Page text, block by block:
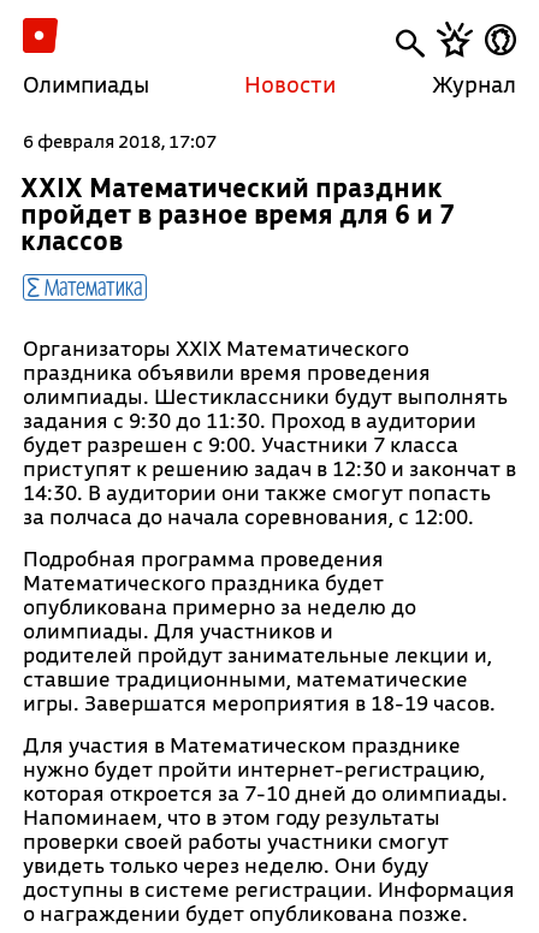
Олимпиады Новости Журнал
6 февраля 2018, 17:07
XXIX Математический праздник
пройдет в разное время для 6 и 7
классов
Математика
Организаторы XXIX Математического
праздника объявили время проведения
олимпиады. Шестиклассники будут выполнять
задания с 9:30 до 11:30. Проход в аудитории
будет разрешен с 9:00. Участники 7 класса
приступят к решению задач в 12:30 и закончат в
14:30. В аудитории они также смогут попасть
за полчаса до начала соревнования, с 12:00.
Подробная программа проведения
Математического праздника будет
опубликована примерно за неделю до
олимпиады. Для участников и
родителей пройдут занимательные лекции и,
ставшие традиционными, математические
игры. Завершатся мероприятия в 18-19 часов.
Для участия в Математическом празднике
нужно будет пройти интернет-регистрацию,
которая откроется за 7-10 дней до олимпиады.
Напоминаем, что в этом году результаты
проверки своей работы участники смогут
увидеть только через неделю. Они буду
доступны в системе регистрации. Информация
о награждении будет опубликована позже.